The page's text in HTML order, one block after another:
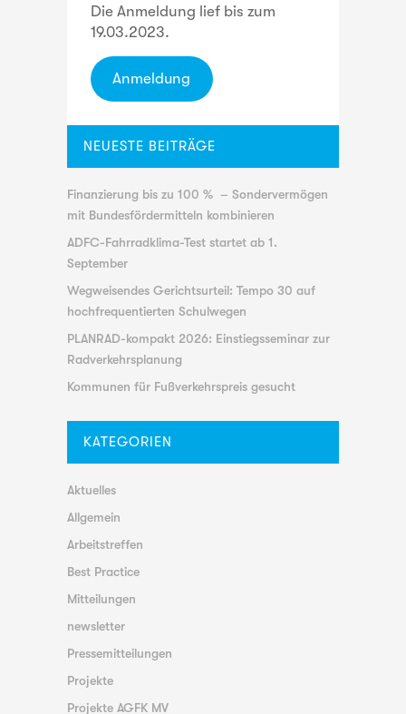
Die Anmeldung lief bis zum
19.03.2023.
Anmeldung
NEUESTE BEITRÄGE
Finanzierung bis zu 100 % – Sondervermögen
mit Bundesfördermitteln kombinieren
ADFC-Fahrradklima-Test startet ab 1.
September
Wegweisendes Gerichtsurteil: Tempo 30 auf
hochfrequentierten Schulwegen
PLANRAD-kompakt 2026: Einstiegsseminar zur
Radverkehrsplanung
Kommunen für Fußverkehrspreis gesucht
KATEGORIEN
Aktuelles
Allgemein
Arbeitstreffen
Best Practice
Mitteilungen
newsletter
Pressemitteilungen
Projekte
Projekte AGFK MV